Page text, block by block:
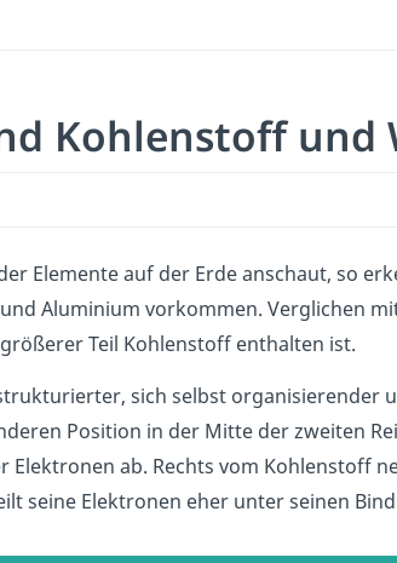
Kohlenstoff und
Elemente auf der Erde anschaut, so
Aluminium vorkommen. Verglichen
Teil Kohlenstoff enthalten ist.
sich selbst organisierender
Position in der Mitte der zweiten
Elektronen ab. Rechts vom Kohlenstoff
seine Elektronen eher unter seinen